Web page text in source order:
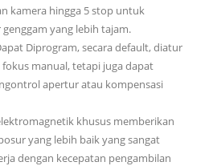
kamera hingga 5 stop untuk
yang lebih tajam.
Diprogram, secara default, diatur
manual, tetapi juga dapat
apertur atau kompensasi
khusus memberikan
yang lebih baik yang sangat
dengan kecepatan pengambilan